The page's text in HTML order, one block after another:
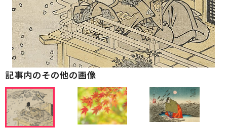
記事内のその他の画像